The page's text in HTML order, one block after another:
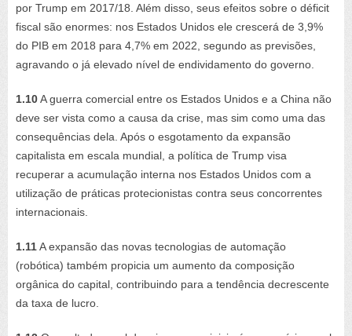
por Trump em 2017/18. Além disso, seus efeitos sobre o déficit
fiscal são enormes: nos Estados Unidos ele crescerá de 3,9%
do PIB em 2018 para 4,7% em 2022, segundo as previsões,
agravando o já elevado nível de endividamento do governo.
1.10A guerra comercial entre os Estados Unidos e a China não
deve ser vista como a causa da crise, mas sim como uma das
consequências dela. Após o esgotamento da expansão
capitalista em escala mundial, a política de Trump visa
recuperar a acumulação interna nos Estados Unidos com a
utilização de práticas protecionistas contra seus concorrentes
internacionais.
1.11A expansão das novas tecnologias de automação
(robótica) também propicia um aumento da composição
orgânica do capital, contribuindo para a tendência decrescente
da taxa de lucro.